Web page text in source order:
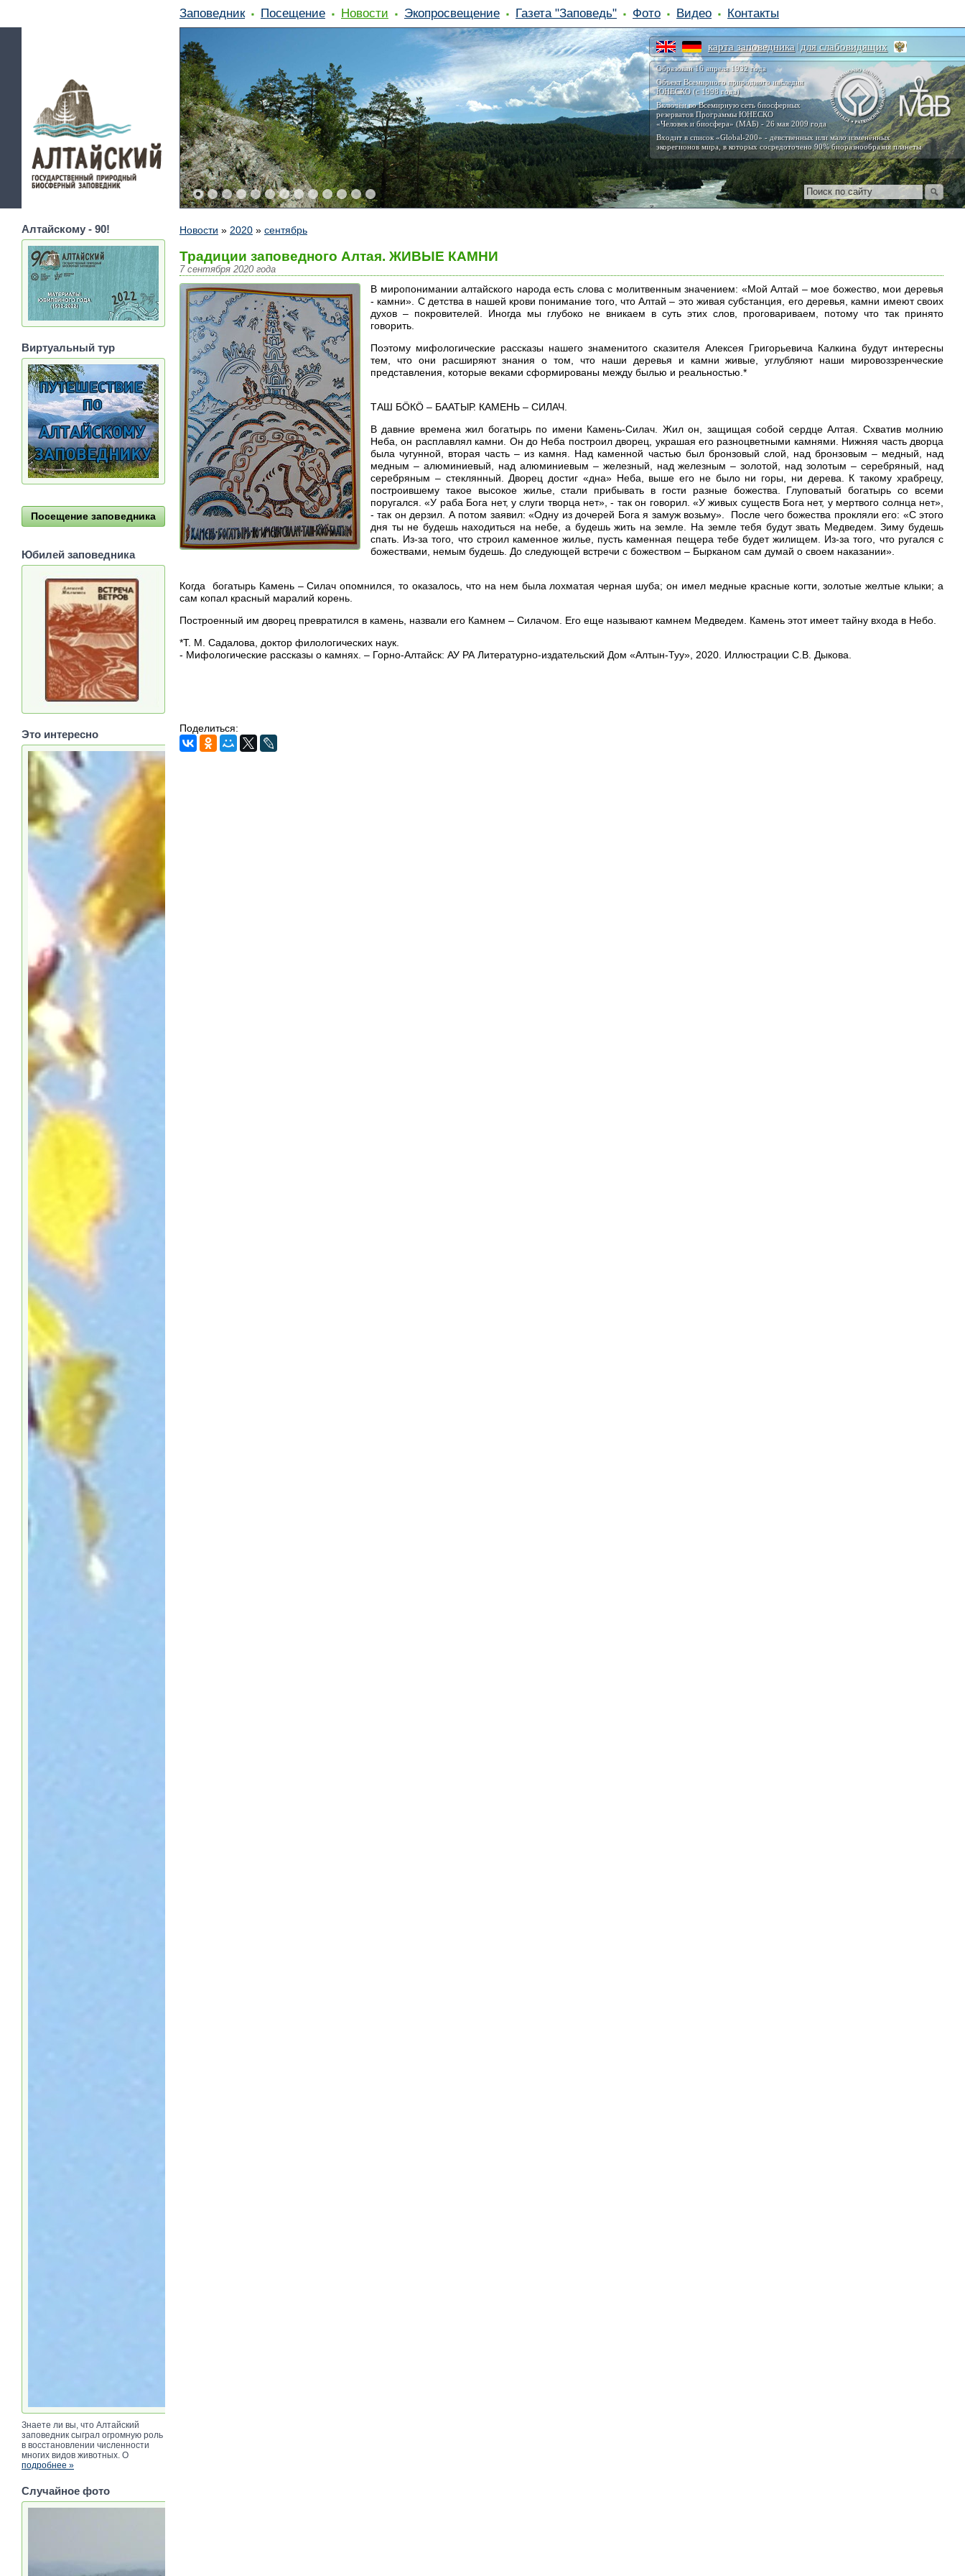
карта заповедника | для слабовидящих
Образован 16 апреля 1932 года
Объект Всемирного природного наследия
ЮНЕСКО (с 1998 года)
Включён во Всемирную сеть биосферных
резерватов Программы ЮНЕСКО
«Человек и биосфера» (МАБ) - 26 мая 2009 года
Входит в список «Global-200» - девственных или мало изменённых
экорегионов мира, в которых сосредоточено 90% биоразнообразия планеты
Заповедник Посещение Новости Экопросвещение Газета "Заповедь" Фото Видео Контакты
Новости » 2020 » сентябрь
Традиции заповедного Алтая. ЖИВЫЕ КАМНИ
7 сентября 2020 года
В миропонимании алтайского народа есть слова с молитвенным значением: «Мой Алтай – мое божество, мои деревья
- камни». С детства в нашей крови понимание того, что Алтай – это живая субстанция, его деревья, камни имеют своих
духов – покровителей. Иногда мы глубоко не вникаем в суть этих слов, проговариваем, потому что так принято
говорить.
Поэтому мифологические рассказы нашего знаменитого сказителя Алексея Григорьевича Калкина будут интересны
тем, что они расширяют знания о том, что наши деревья и камни живые, углубляют наши мировоззренческие
представления, которые веками сформированы между былью и реальностью.*
ТАШ БÖКÖ – БААТЫР. КАМЕНЬ – СИЛАЧ.
В давние времена жил богатырь по имени Камень-Силач. Жил он, защищая собой сердце Алтая. Схватив молнию
Неба, он расплавлял камни. Он до Неба построил дворец, украшая его разноцветными камнями. Нижняя часть дворца
была чугунной, вторая часть – из камня. Над каменной частью был бронзовый слой, над бронзовым – медный, над
медным – алюминиевый, над алюминиевым – железный, над железным – золотой, над золотым – серебряный, над
серебряным – стеклянный. Дворец достиг «дна» Неба, выше его не было ни горы, ни дерева. К такому храбрецу,
построившему такое высокое жилье, стали прибывать в гости разные божества. Глуповатый богатырь со всеми
поругался. «У раба Бога нет, у слуги творца нет», - так он говорил. «У живых существ Бога нет, у мертвого солнца нет»,
- так он дерзил. А потом заявил: «Одну из дочерей Бога я замуж возьму». После чего божества прокляли его: «С этого
дня ты не будешь находиться на небе, а будешь жить на земле. На земле тебя будут звать Медведем. Зиму будешь
спать. Из-за того, что строил каменное жилье, пусть каменная пещера тебе будет жилищем. Из-за того, что ругался с
божествами, немым будешь. До следующей встречи с божеством – Бырканом сам думай о своем наказании».
Когда богатырь Камень – Силач опомнился, то оказалось, что на нем была лохматая черная шуба; он имел медные красные когти, золотые желтые клыки; а
сам копал красный маралий корень.
Построенный им дворец превратился в камень, назвали его Камнем – Силачом. Его еще называют камнем Медведем. Камень этот имеет тайну входа в Небо.
*Т. М. Садалова, доктор филологических наук.
- Мифологические рассказы о камнях. – Горно-Алтайск: АУ РА Литературно-издательский Дом «Алтын-Туу», 2020. Иллюстрации С.В. Дыкова.
Поделиться:
Алтайскому - 90!
Виртуальный тур
Посещение заповедника
Юбилей заповедника
Это интересно
Знаете ли вы, что Алтайский
заповедник сыграл огромную роль
в восстановлении численности
многих видов животных. О
подробнее »
Случайное фото